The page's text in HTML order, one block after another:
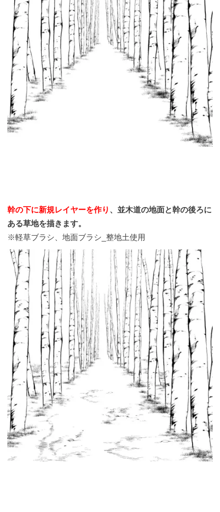
幹の下に新規レイヤーを作り 、並木道の地面と幹の後ろに
ある草地を描きます。
※軽草ブラシ、地面ブラシ_整地土使用